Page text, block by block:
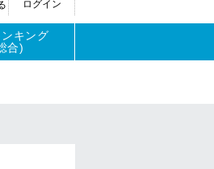
ログイン
ンキング
合)